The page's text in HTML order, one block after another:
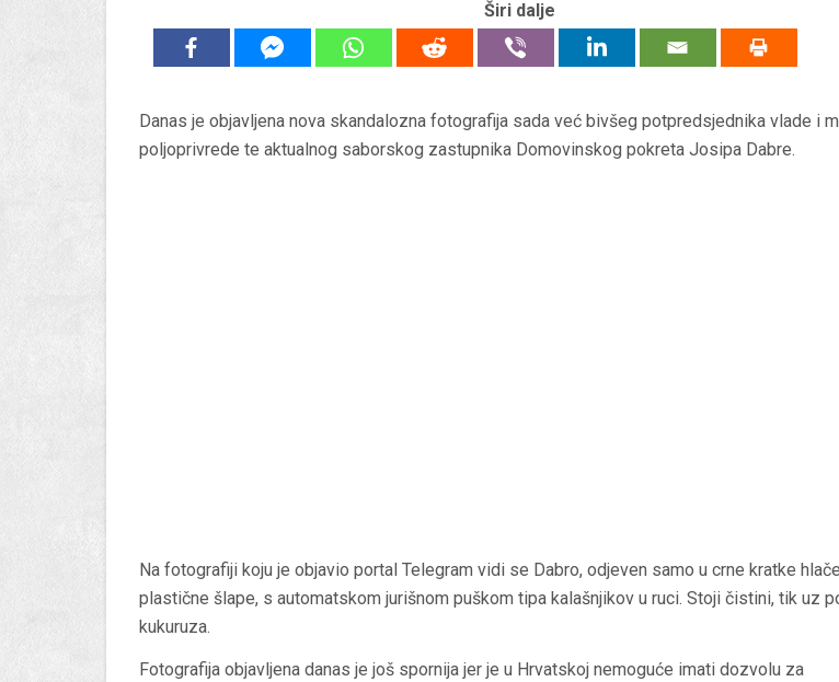
Širi dalje
Danas je objavljena nova skandalozna fotografija sada već bivšeg potpredsjednika vlade i
poljoprivrede te aktualnog saborskog zastupnika Domovinskog pokreta Josipa Dabre.
Na fotografiji koju je objavio portal Telegram vidi se Dabro, odjeven samo u crne kratke
plastične šlape, s automatskom jurišnom puškom tipa kalašnjikov u ruci. Stoji čistini, tik uz
kukuruza.
Fotografija objavljena danas je još spornija jer je u Hrvatskoj nemoguće imati dozvolu za